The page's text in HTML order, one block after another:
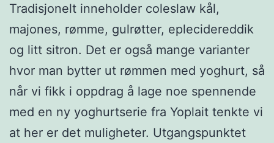
Tradisjonelt inneholder coleslaw kål,
majones, rømme, gulrøtter, eplecidereddik
og litt sitron. Det er også mange varianter
hvor man bytter ut rømmen med yoghurt, så
når vi fikk i oppdrag å lage noe spennende
med en ny yoghurtserie fra Yoplait tenkte vi
at her er det muligheter. Utgangspunktet